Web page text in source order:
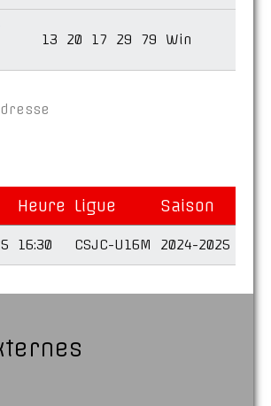
13 20 17 29 79 Win
Heure Ligue Saison
16:30 CSJC-U16M 2024-2025